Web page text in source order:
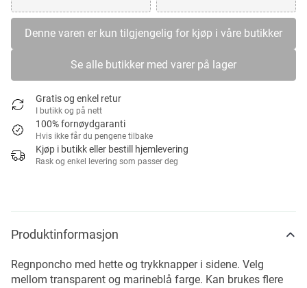
Denne varen er kun tilgjengelig for kjøp i våre butikker
Se alle butikker med varer på lager
Gratis og enkel retur
I butikk og på nett
100% fornøydgaranti
Hvis ikke får du pengene tilbake
Kjøp i butikk eller bestill hjemlevering
Rask og enkel levering som passer deg
Produktinformasjon
Regnponcho med hette og trykknapper i sidene. Velg
mellom transparent og marineblå farge. Kan brukes flere